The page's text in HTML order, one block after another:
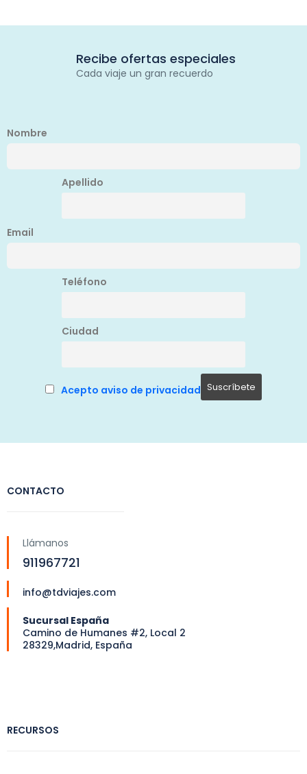
Recibe ofertas especiales
Cada viaje un gran recuerdo
Nombre
Apellido
Email
Teléfono
Ciudad
Acepto aviso de privacidad
CONTACTO
Llámanos
911967721
info@tdviajes.com
Sucursal España
Camino de Humanes #2, Local 2
28329,Madrid, España
RECURSOS